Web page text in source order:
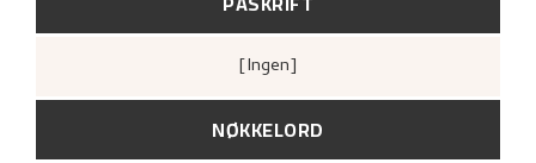
[ingen]
NØKKELORD